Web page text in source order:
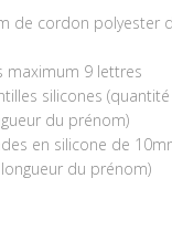
de cordon polyester
maximum 9 lettres
silicones
du prénom)
en silicone de
du prénom)